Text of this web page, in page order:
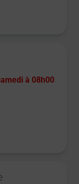
à 08h00